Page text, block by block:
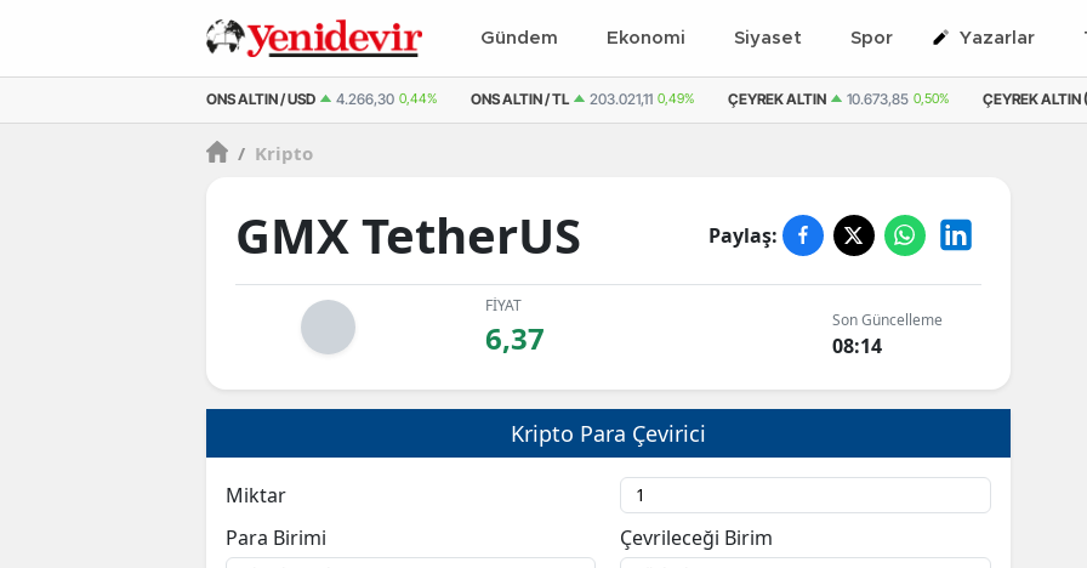
Gündem Ekonomi Siyaset Spor Yazarlar
ONS ALTIN / USD 4.266,30 0,44% ONS ALTIN / TL 203.021,11 0,49% ÇEYREK ALTIN 10.673,85 0,50% ÇEYREK ALTIN
/ Kripto
GMX TetherUS Paylaş:
FİYAT
6,37 Son Güncelleme
08:14
Kripto Para Çevirici
Miktar
Para Birimi
Çevrileceği Birim